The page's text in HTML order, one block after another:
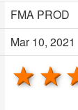
FMA PROD
Mar 10, 2021
1